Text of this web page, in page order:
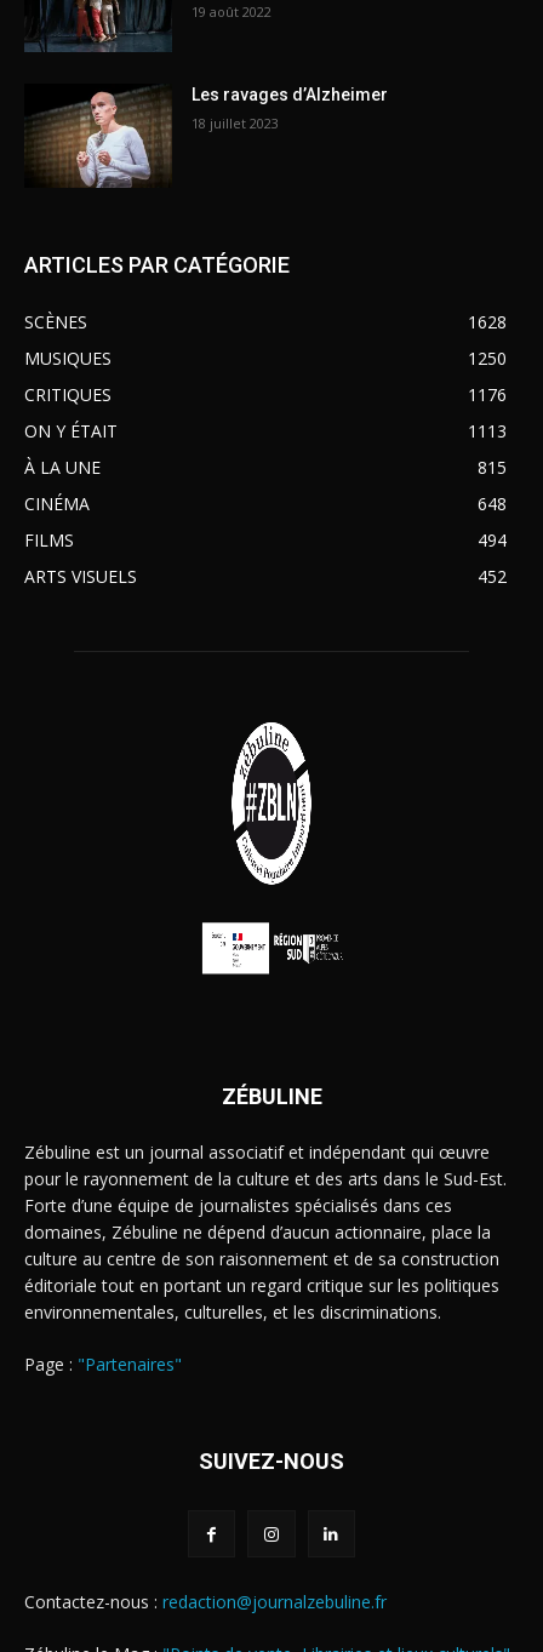
19 août 2022
Les ravages d’Alzheimer
18 juillet 2023
ARTICLES PAR CATÉGORIE
SCÈNES
1628
MUSIQUES
1250
CRITIQUES
1176
ON Y ÉTAIT
1113
À LA UNE
815
CINÉMA
648
FILMS
494
ARTS VISUELS
452
ZÉBULINE
Zébuline est un journal associatif et indépendant qui œuvre
pour le rayonnement de la culture et des arts dans le Sud-Est.
Forte d’une équipe de journalistes spécialisés dans ces
domaines, Zébuline ne dépend d’aucun actionnaire, place la
culture au centre de son raisonnement et de sa construction
éditoriale tout en portant un regard critique sur les politiques
environnementales, culturelles, et les discriminations.
Page : "Partenaires"
SUIVEZ-NOUS
Contactez-nous : redaction@journalzebuline.fr